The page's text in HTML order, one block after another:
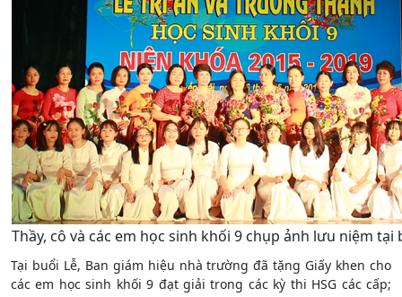
Thầy, cô và các em học sinh khối 9 chụp ảnh lưu niệm tại
Tại buổi Lễ, Ban giám hiệu nhà trường đã tặng Giấy khen cho
các em học sinh khối 9 đạt giải trong các kỳ thi HSG các cấp;